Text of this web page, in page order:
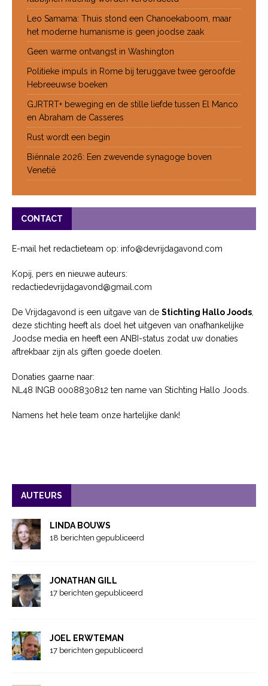
Leo Samama: Thuis stond een Chanoekaboom, maar
het moderne humanisme is geen joodse zaak
Geen warme ontvangst in Washington
Politieke impuls in Rome bij teruggave twee geroofde
Hebreeuwse boeken
GJRTRT+ beweging en de stille liefde tussen El Manco
en Abraham de Casseres
Rust wordt een begin
Biënnale 2026: Een zwevende synagoge boven
Venetië
CONTACT
E-mail het redactieteam op: info@devrijdagavond.com
Kopij, pers en nieuwe auteurs:
redactiedevrijdagavond@gmail.com
De Vrijdagavond is een uitgave van de Stichting Hallo Joods
deze stichting heeft als doel het uitgeven van onafhankelijke
Joodse media en heeft een ANBI-status zodat uw donaties
aftrekbaar zijn als giften goede doelen.
Donaties gaarne naar:
NL48 INGB 0008830812 ten name van Stichting Hallo Joods.
Namens het hele team onze hartelijke dank!
AUTEURS
LINDA BOUWS
18 berichten gepubliceerd
JONATHAN GILL
17 berichten gepubliceerd
JOEL ERWTEMAN
17 berichten gepubliceerd